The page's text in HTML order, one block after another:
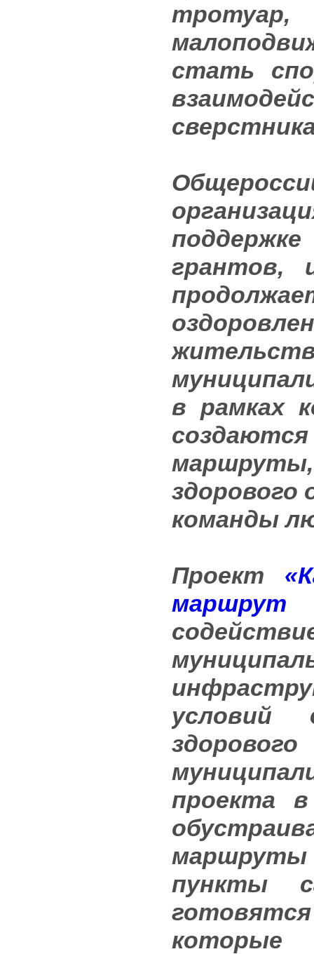
стать
грантов,
в рамках
здорового
команды
Проект
маршрут
проекта
пункты